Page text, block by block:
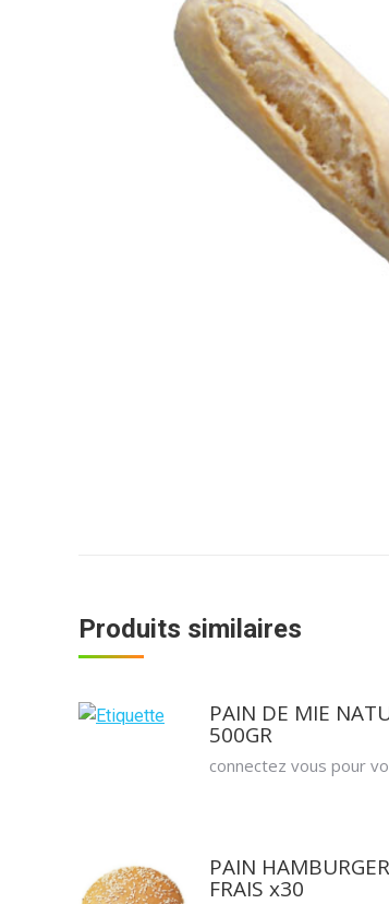
Produits similaires
PAIN DE MIE
500GR
connectez vous pour
PAIN
FRAIS x30